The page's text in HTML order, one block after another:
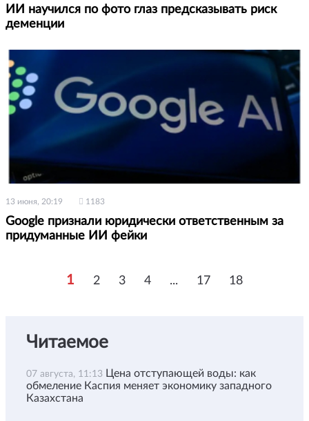
ИИ научился по фото глаз предсказывать риск
деменции
13 июня, 20:19 1183
Google признали юридически ответственным за
придуманные ИИ фейки
1 2 3 4 ... 17 18
Читаемое
07 августа, 11:13 Цена отступающей воды: как
обмеление Каспия меняет экономику западного
Казахстана